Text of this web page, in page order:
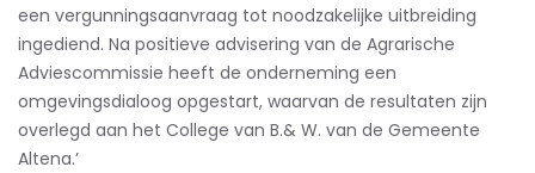
een vergunningsaanvraag tot noodzakelijke uitbreiding
ingediend. Na positieve advisering van de Agrarische
Adviescommissie heeft de onderneming een
omgevingsdialoog opgestart, waarvan de resultaten zijn
overlegd aan het College van B.& W. van de Gemeente
Altena.’